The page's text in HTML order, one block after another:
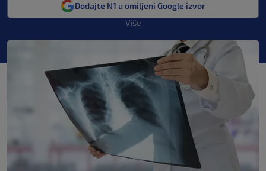
Dodajte N1 u omiljeni Google izvor
Više